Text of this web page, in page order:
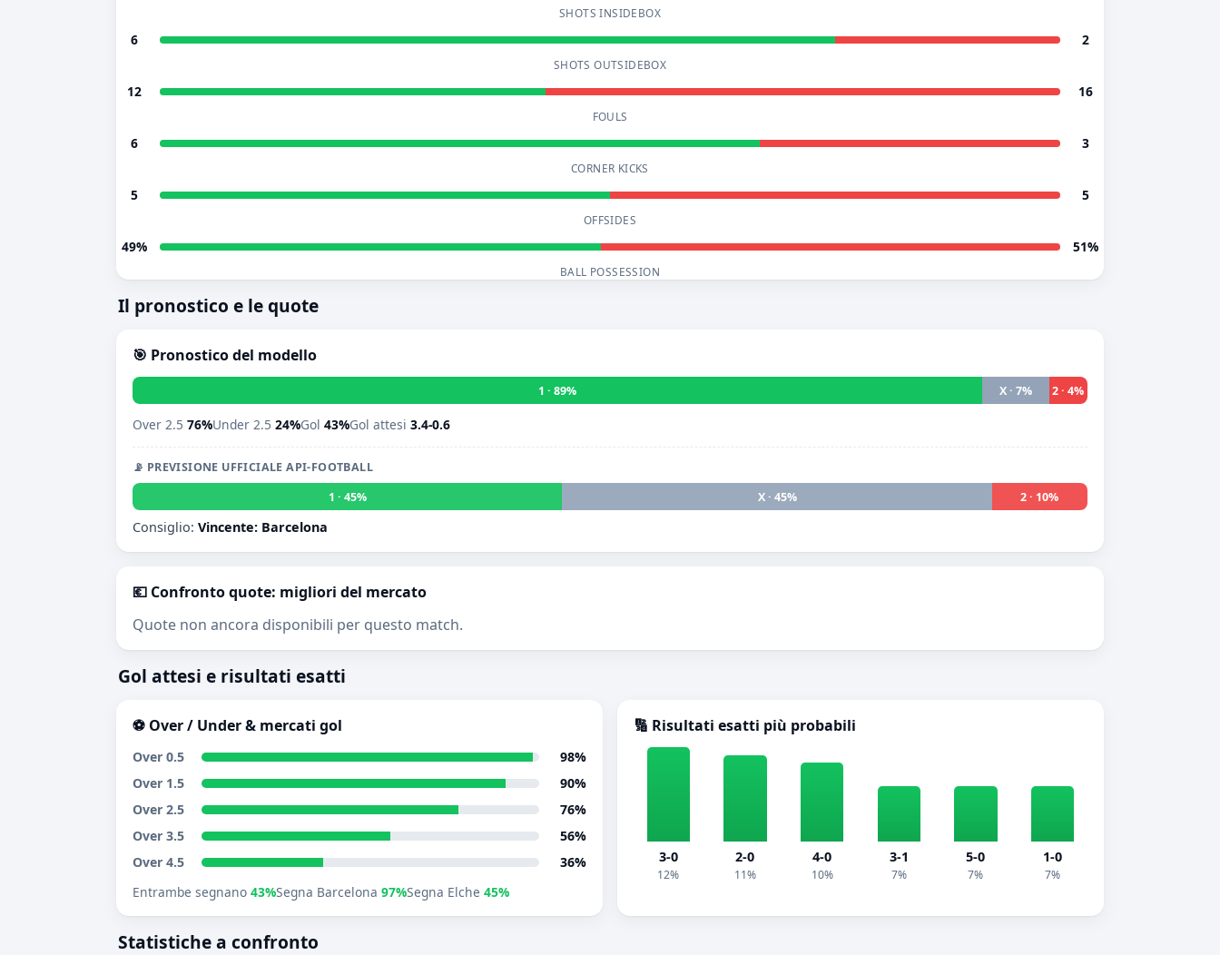
SHOTS INSIDEBOX
6 2
SHOTS OUTSIDEBOX
12 16
FOULS
6 3
CORNER KICKS
5 5
OFFSIDES
49% 51%
BALL POSSESSION
Il pronostico e le quote
🎯 Pronostico del modello
1 · 89% X · 7% 2 · 4%
Over 2.5 76%Under 2.5 24%Gol 43%Gol attesi 3.4-0.6
📡 PREVISIONE UFFICIALE API-FOOTBALL
1 · 45%
X · 45% 2 · 10%
Consiglio: Vincente: Barcelona
💶 Confronto quote: migliori del mercato
Quote non ancora disponibili per questo match.
Gol attesi e risultati esatti
⚽ Over / Under & mercati gol
Over 0.5
98%
Over 1.5
90%
Over 2.5
76%
Over 3.5
56%
Over 4.5
36%
Entrambe segnano 43%Segna Barcelona 97%Segna Elche 45%
🔢 Risultati esatti più probabili
3-0
12%
2-0
11%
4-0
10%
3-1
7%
5-0
7%
1-0
7%
Statistiche a confronto